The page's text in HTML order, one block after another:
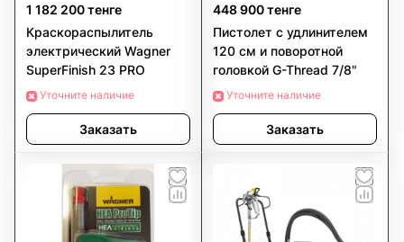
1 182 200 тенге
Краскораспылитель
электрический Wagner
SuperFinish 23 PRO
Уточните наличие
Заказать
448 900 тенге
Пистолет с удлинителем
120 см и поворотной
головкой G-Thread 7/8"
Уточните наличие
Заказать